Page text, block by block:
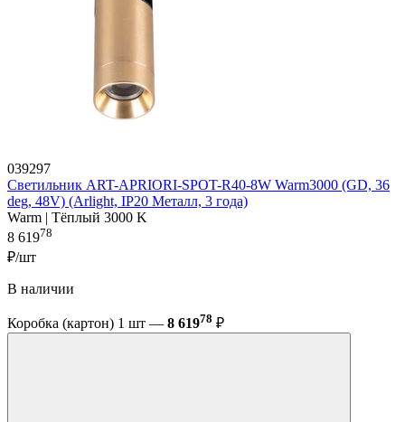
039297
Светильник ART-APRIORI-SPOT-R40-8W Warm3000 (GD, 36
deg, 48V) (Arlight, IP20 Металл, 3 года)
Warm | Тёплый 3000 K
8 61978
₽/шт
В наличии
Коробка (картон) 1 шт — 8 61978 ₽